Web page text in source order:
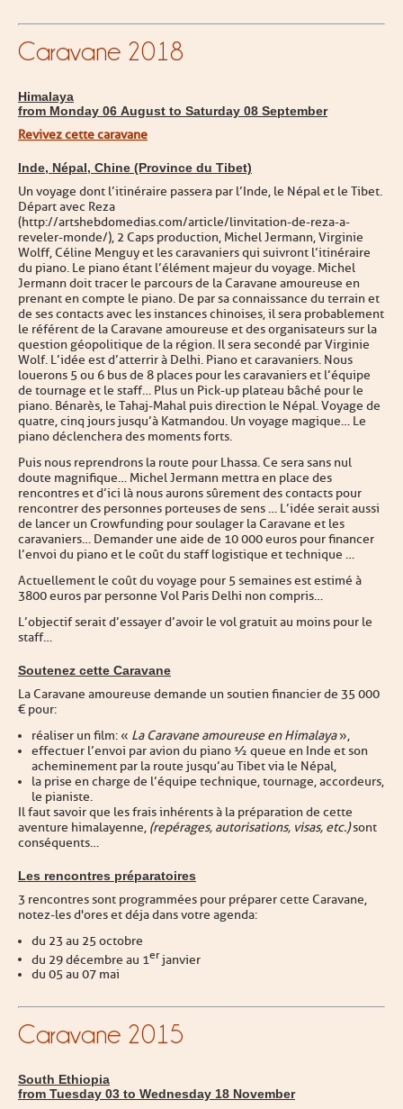
Caravane 2018
Himalaya
from Monday 06 August to Saturday 08 September
Revivez cette caravane
Inde, Népal, Chine (Province du Tibet)
Un voyage dont l’itinéraire passera par l’Inde, le Népal et le Tibet.
Départ avec Reza
(http://artshebdomedias.com/article/linvitation-de-reza-a-
reveler-monde/), 2 Caps production, Michel Jermann, Virginie
Wolff, Céline Menguy et les caravaniers qui suivront l’itinéraire
du piano. Le piano étant l’élément majeur du voyage. Michel
Jermann doit tracer le parcours de la Caravane amoureuse en
prenant en compte le piano. De par sa connaissance du terrain et
de ses contacts avec les instances chinoises, il sera probablement
le référent de la Caravane amoureuse et des organisateurs sur la
question géopolitique de la région. Il sera secondé par Virginie
Wolf. L’idée est d’atterrir à Delhi. Piano et caravaniers. Nous
louerons 5 ou 6 bus de 8 places pour les caravaniers et l’équipe
de tournage et le staff… Plus un Pick-up plateau bâché pour le
piano. Bénarès, le Tahaj-Mahal puis direction le Népal. Voyage de
quatre, cinq jours jusqu’à Katmandou. Un voyage magique… Le
piano déclenchera des moments forts.
Puis nous reprendrons la route pour Lhassa. Ce sera sans nul
doute magnifique… Michel Jermann mettra en place des
rencontres et d’ici là nous aurons sûrement des contacts pour
rencontrer des personnes porteuses de sens … L’idée serait aussi
de lancer un Crowfunding pour soulager la Caravane et les
caravaniers… Demander une aide de 10 000 euros pour financer
l’envoi du piano et le coût du staff logistique et technique …
Actuellement le coût du voyage pour 5 semaines est estimé à
3800 euros par personne Vol Paris Delhi non compris…
L’objectif serait d’essayer d’avoir le vol gratuit au moins pour le
staff…
Soutenez cette Caravane
La Caravane amoureuse demande un soutien financier de 35 000
€ pour :
réaliser un film : « La Caravane amoureuse en Himalaya»,
effectuer l’envoi par avion du piano ½ queue en Inde et son
acheminement par la route jusqu’au Tibet via le Népal,
la prise en charge de l’équipe technique, tournage, accordeurs,
le pianiste.
Il faut savoir que les frais inhérents à la préparation de cette
aventure himalayenne, (repérages, autorisations, visas, etc.)sont
conséquents…
Les rencontres préparatoires
3 rencontres sont programmées pour préparer cette Caravane,
notez-les d'ores et déja dans votre agenda :
du 23 au 25 octobre
du 29 décembre au 1erjanvier
du 05 au 07 mai
Caravane 2015
South Ethiopia
from Tuesday 03 to Wednesday 18 November